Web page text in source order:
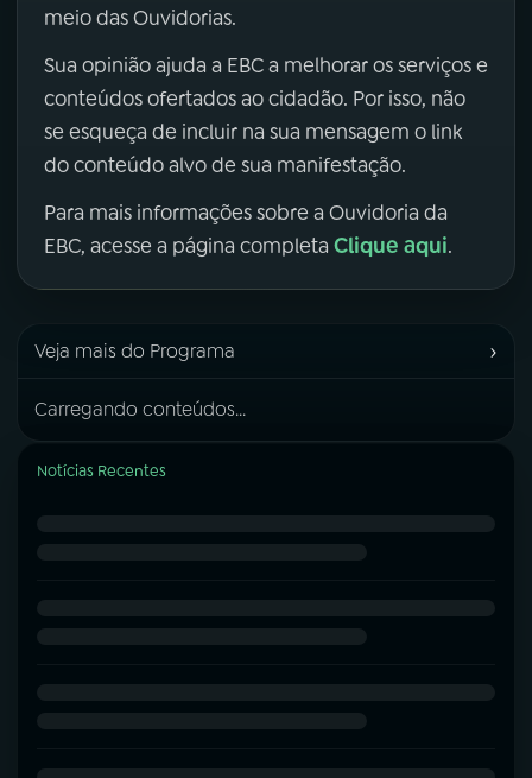
meio das Ouvidorias.
Sua opinião ajuda a EBC a melhorar os serviços e
conteúdos ofertados ao cidadão. Por isso, não
se esqueça de incluir na sua mensagem o link
do conteúdo alvo de sua manifestação.
Para mais informações sobre a Ouvidoria da
EBC, acesse a página completa Clique aqui.
Veja mais do Programa ›
Carregando conteúdos...
Notícias Recentes